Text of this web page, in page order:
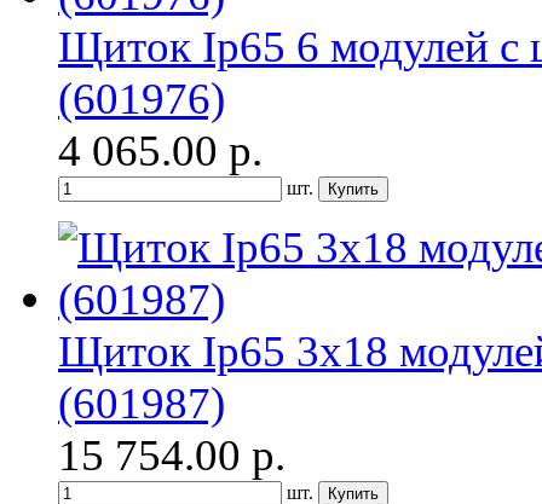
Щиток Ip65 6 модулей с
(601976)
4 065.00 р.
шт.
Щиток Ip65 3x18
(601987)
15 754.00 р.
шт.